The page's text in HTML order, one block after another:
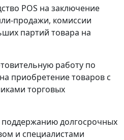
POS на заключение
продажи, комиссии
партий товара на
работу по
приобретение товаров с
торговых
долгосрочных
и специалистами